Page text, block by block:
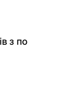
з по